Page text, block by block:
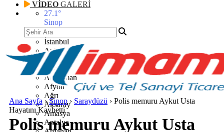
VİDEO GALERİ
27.1 °
Sinop
İstanbul
Ankara
İzmir
Adana
Adıyaman
Afyon
Ağrı
Aksaray
Amasya
Antalya
Ana Sayfa ›Sinop › Saraydüzü › Polis memuru Aykut Usta
Hayatını Kaybetti
Polis memuru Aykut Usta